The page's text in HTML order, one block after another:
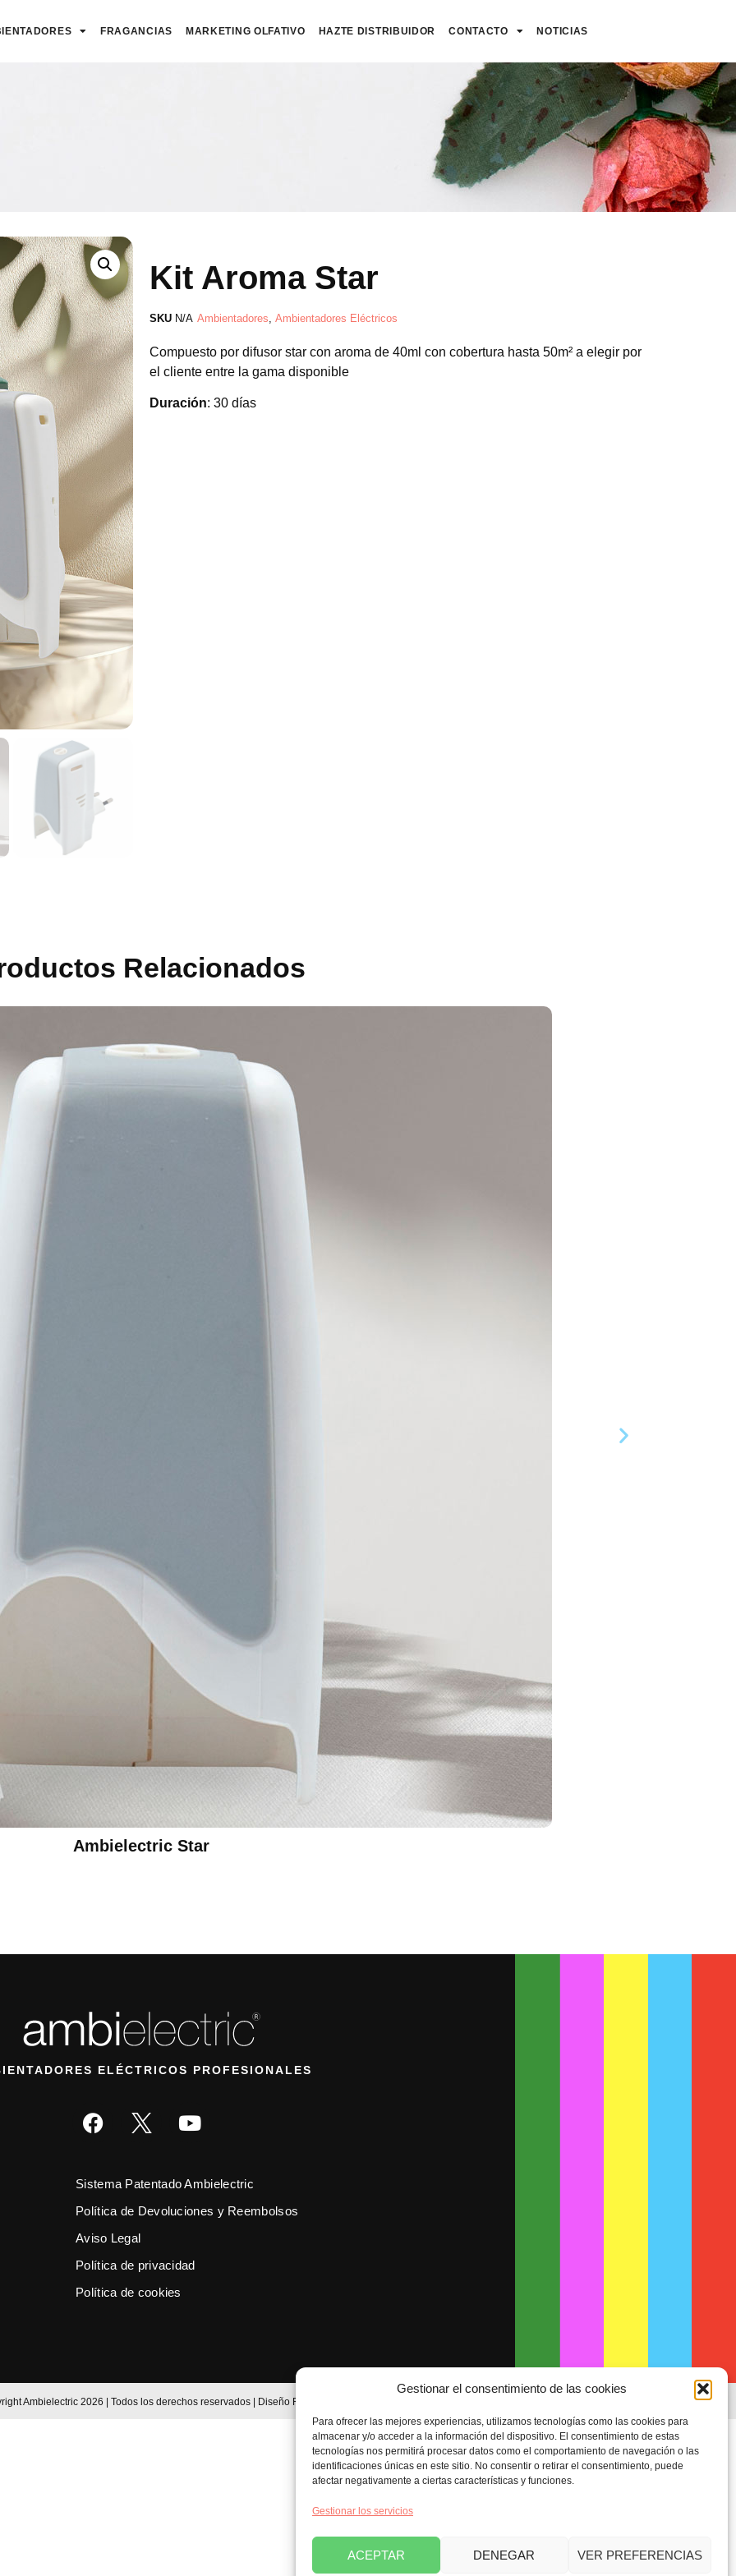
Gestionar el consentimiento de las cookies
Para ofrecer las mejores experiencias, utilizamos tecnologías como las cookies para
almacenar y/o acceder a la información del dispositivo. El consentimiento de estas
tecnologías nos permitirá procesar datos como el comportamiento de navegación o las
identificaciones únicas en este sitio. No consentir o retirar el consentimiento, puede
afectar negativamente a ciertas características y funciones.
Gestionar los servicios
ACEPTAR DENEGAR VER PREFERENCIAS
FRAGANCIAS MARKETING OLFATIVO HAZTE DISTRIBUIDOR CONTACTO NOTICIAS
Kit Aroma Star
SKU N/A Ambientadores, Ambientadores Eléctricos
Compuesto por difusor star con aroma de 40ml con cobertura hasta 50m² a elegir por
el cliente entre la gama disponible
Duración: 30 días
Relacionados
Ambielectric Star
ELÉCTRICOS PROFESIONALES
Sistema Patentado Ambielectric
Política de Devoluciones y Reembolsos
Aviso Legal
Política de privacidad
Política de cookies
Ambielectric 2026 | Todos los derechos reservados | Diseño FG